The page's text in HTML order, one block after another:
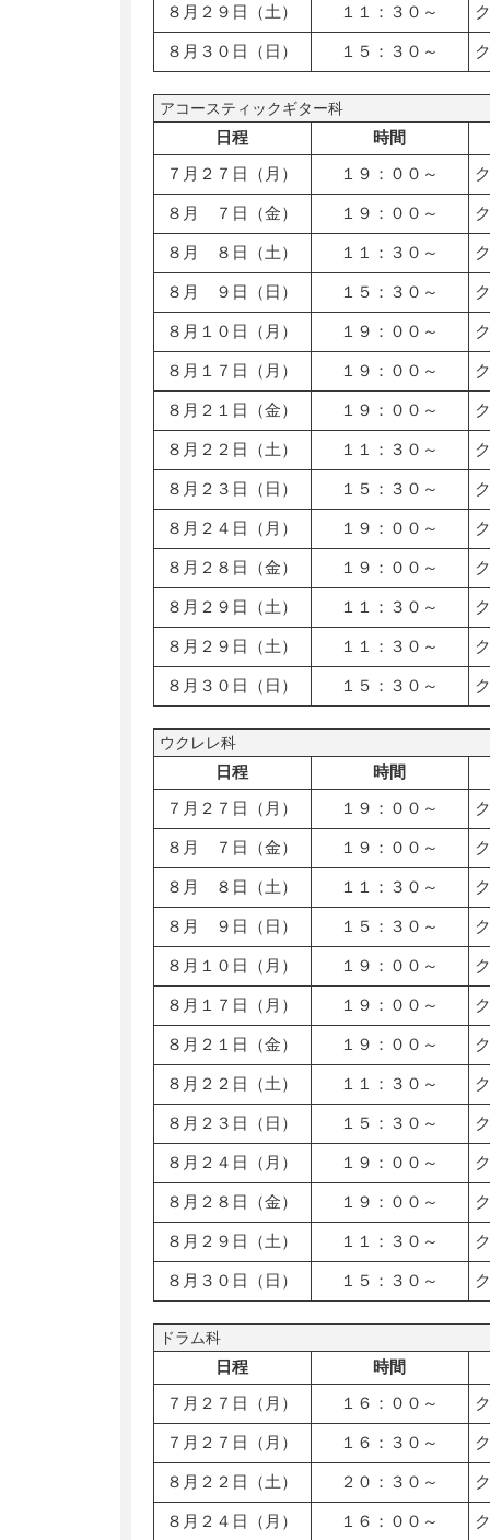
８月２９日（土） １１：３０～
８月３０日（日） １５：３０～
アコースティックギター科
日程
時間
７月２７日（月）
１９：００～
８月 ７日（金） １９：００～
８月 ８日（土） １１：３０～
８月 ９日（日） １５：３０～
８月１０日（月） １９：００～
８月１７日（月） １９：００～
８月２１日（金） １９：００～
８月２２日（土） １１：３０～
８月２３日（日） １５：３０～
８月２４日（月） １９：００～
８月２８日（金） １９：００～
８月２９日（土） １１：３０～
８月２９日（土） １１：３０～
８月３０日（日） １５：３０～
ウクレレ科
日程
時間
７月２７日（月）
１９：００～
８月 ７日（金） １９：００～
８月 ８日（土） １１：３０～
８月 ９日（日） １５：３０～
８月１０日（月） １９：００～
８月１７日（月） １９：００～
８月２１日（金） １９：００～
８月２２日（土） １１：３０～
８月２３日（日） １５：３０～
８月２４日（月） １９：００～
８月２８日（金） １９：００～
８月２９日（土） １１：３０～
８月３０日（日） １５：３０～
ドラム科
日程
時間
７月２７日（月）
１６：００～
７月２７日（月） １６：３０～
８月２２日（土） ２０：３０～
８月２４日（月） １６：００～